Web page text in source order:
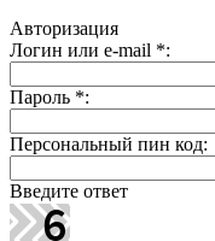
Авторизация
Логин или e-mail *:
Пароль *:
Персональный пин код:
Введите ответ